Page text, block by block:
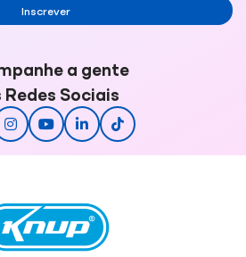
Inscrever
a gente
Redes Sociais